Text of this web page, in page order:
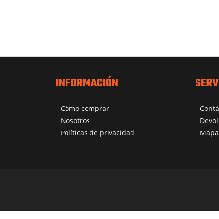
INFORMACIÓN
Cómo comprar
Nosotros
Políticas de privacidad